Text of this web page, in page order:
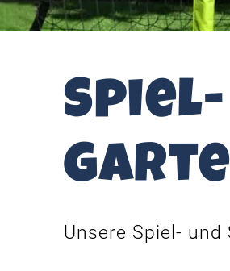
Unsere Spiel-